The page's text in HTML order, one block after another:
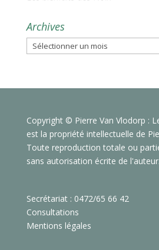
Archives
Archives
Copyright © Pierre Van Vlodorp :
est la propriété intellectuelle de
Toute reproduction totale ou
sans autorisation écrite de l'auteur.
Secrétariat : 0472/65 66 42
Consultations
Mentions légales